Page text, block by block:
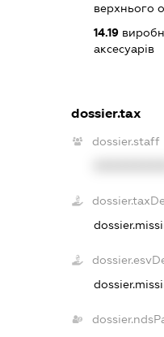
верхнього
14.19
аксесуарів
dossier.tax
dossier.staff